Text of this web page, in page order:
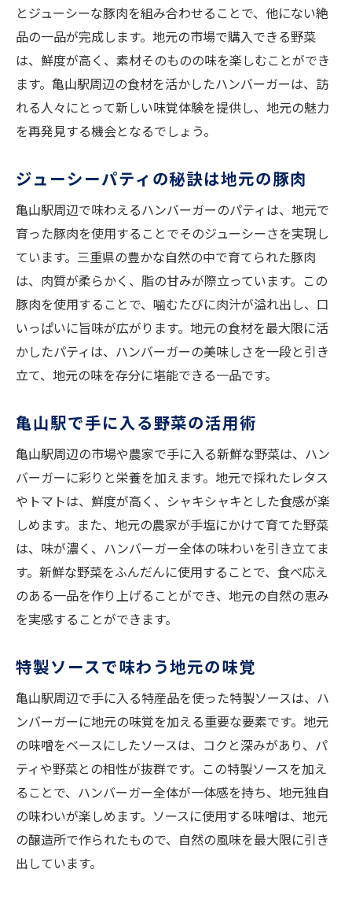
とジューシーな豚肉を組み合わせることで、他にない絶
品の一品が完成します。地元の市場で購入できる野菜
は、鮮度が高く、素材そのものの味を楽しむことができ
ます。亀山駅周辺の食材を活かしたハンバーガーは、訪
れる人々にとって新しい味覚体験を提供し、地元の魅力
を再発見する機会となるでしょう。
ジューシーパティの秘訣は地元の豚肉
亀山駅周辺で味わえるハンバーガーのパティは、地元で
育った豚肉を使用することでそのジューシーさを実現し
ています。三重県の豊かな自然の中で育てられた豚肉
は、肉質が柔らかく、脂の甘みが際立っています。この
豚肉を使用することで、噛むたびに肉汁が溢れ出し、口
いっぱいに旨味が広がります。地元の食材を最大限に活
かしたパティは、ハンバーガーの美味しさを一段と引き
立て、地元の味を存分に堪能できる一品です。
亀山駅で手に入る野菜の活用術
亀山駅周辺の市場や農家で手に入る新鮮な野菜は、ハン
バーガーに彩りと栄養を加えます。地元で採れたレタス
やトマトは、鮮度が高く、シャキシャキとした食感が楽
しめます。また、地元の農家が手塩にかけて育てた野菜
は、味が濃く、ハンバーガー全体の味わいを引き立てま
す。新鮮な野菜をふんだんに使用することで、食べ応え
のある一品を作り上げることができ、地元の自然の恵み
を実感することができます。
特製ソースで味わう地元の味覚
亀山駅周辺で手に入る特産品を使った特製ソースは、ハ
ンバーガーに地元の味覚を加える重要な要素です。地元
の味噌をベースにしたソースは、コクと深みがあり、パ
ティや野菜との相性が抜群です。この特製ソースを加え
ることで、ハンバーガー全体が一体感を持ち、地元独自
の味わいが楽しめます。ソースに使用する味噌は、地元
の醸造所で作られたもので、自然の風味を最大限に引き
出しています。